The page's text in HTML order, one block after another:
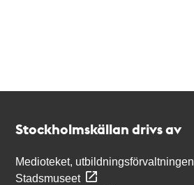
Stockholmskällan drivs av
Medioteket, utbildningsförvaltningen
Stadsmuseet